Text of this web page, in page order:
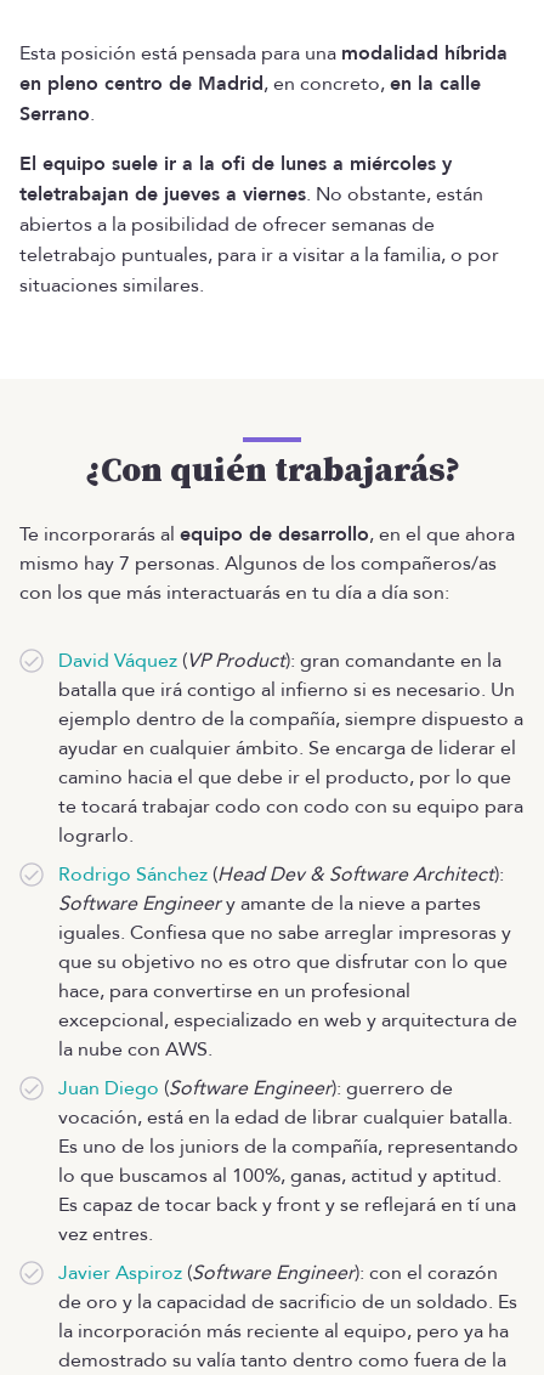
Esta posición está pensada para una modalidad híbrida
en pleno centro de Madrid, en concreto,en la calle
Serrano.
El equipo suele ir a la ofi de lunes a miércoles y
teletrabajan de jueves a viernes. No obstante, están
abiertos a la posibilidad de ofrecer semanas de
teletrabajo puntuales, para ir a visitar a la familia, o por
situaciones similares.
¿Con quién trabajarás?
Te incorporarás al equipo de desarrollo, en el que ahora
mismo hay 7 personas. Algunos de los compañeros/as
con los que más interactuarás en tu día a día son:
David Váquez (VP Product): gran comandante en la
batalla que irá contigo al infierno si es necesario. Un
ejemplo dentro de la compañía, siempre dispuesto a
ayudar en cualquier ámbito. Se encarga de liderar el
camino hacia el que debe ir el producto, por lo que
te tocará trabajar codo con codo con su equipo para
lograrlo.
Rodrigo Sánchez (Head Dev & Software Architect):
Software Engineery amante de la nieve a partes
iguales. Confiesa que no sabe arreglar impresoras y
que su objetivo no es otro que disfrutar con lo que
hace, para convertirse en un profesional
excepcional, especializado en web y arquitectura de
la nube con AWS.
Juan Diego (Software Engineer): guerrero de
vocación, está en la edad de librar cualquier batalla.
Es uno de los juniors de la compañía, representando
lo que buscamos al 100%, ganas, actitud y aptitud.
Es capaz de tocar back y front y se reflejará en tí una
vez entres.
Javier Aspiroz (Software Engineer): con el corazón
de oro y la capacidad de sacrificio de un soldado. Es
la incorporación más reciente al equipo, pero ya ha
demostrado su valía tanto dentro como fuera de la